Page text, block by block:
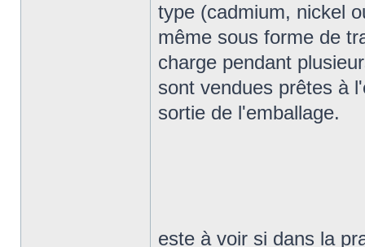
type (cadmium, nickel
même sous forme de
charge pendant
sont vendues prêtes à
sortie de l'emballage.
este à voir si dans la